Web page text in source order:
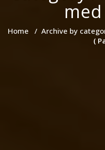
Home / Archive by
(